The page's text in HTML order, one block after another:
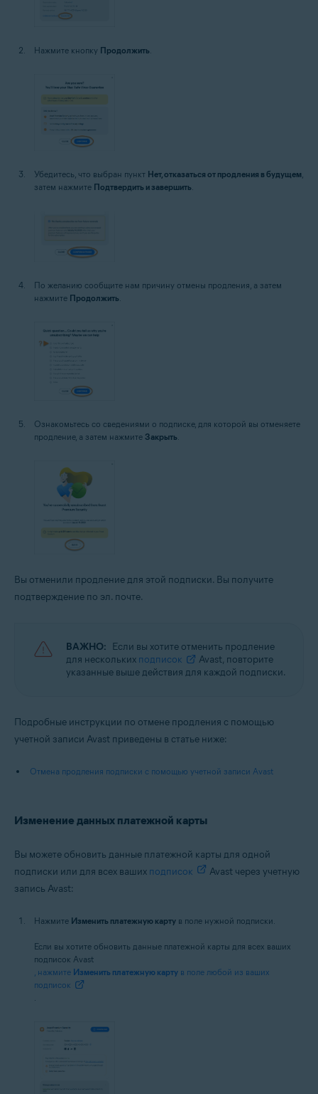
Нажмите кнопку Продолжить.
Убедитесь, что выбран пункт Нет, отказаться от продления в будущем,
затем нажмите Подтвердить и завершить.
По желанию сообщите нам причину отмены продления, а затем
нажмите Продолжить.
Ознакомьтесь со сведениями о подписке, для которой вы отменяете
продление, а затем нажмите Закрыть.
Вы отменили продление для этой подписки. Вы получите
подтверждение по эл. почте.
ВАЖНО: Если вы хотите отменить продление
для нескольких подписок
Avast, повторите
указанные выше действия для каждой подписки.
Подробные инструкции по отмене продления с помощью
учетной записи Avast приведены в статье ниже:
Отмена продления подписки с помощью учетной записи Avast
Изменение данных платежной карты
Вы можете обновить данные платежной карты для одной
подписки или для всех ваших подписок
Avast через учетную
запись Avast:
Нажмите Изменить платежную карту в поле нужной подписки.
Если вы хотите обновить данные платежной карты для всех ваших
подписок Avast
, нажмите Изменить платежную карту в поле любой из ваших
подписок